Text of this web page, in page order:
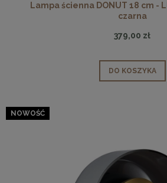
Lampa ścienna DONUT 18 cm -
czarna
379,00 zł
DO KOSZYKA
NOWOŚĆ